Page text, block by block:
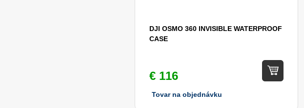
DJI OSMO 360 INVISIBLE WATERPROOF
CASE
€ 116
Tovar na objednávku